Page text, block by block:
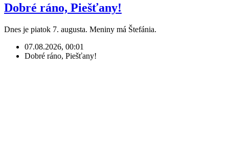
Dobré ráno, Piešťany!
Dnes je piatok 7. augusta. Meniny má Štefánia.
07.08.2026, 00:01
Dobré ráno, Piešťany!